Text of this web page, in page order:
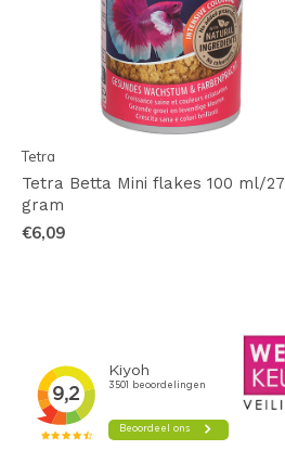
Tetra
Tetra Betta Mini flakes 100 ml/27
gram
€6,09